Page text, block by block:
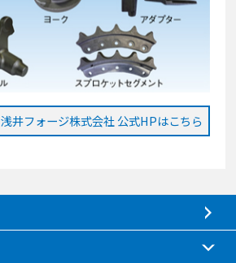
浅井フォージ株式会社 公式HPはこちら